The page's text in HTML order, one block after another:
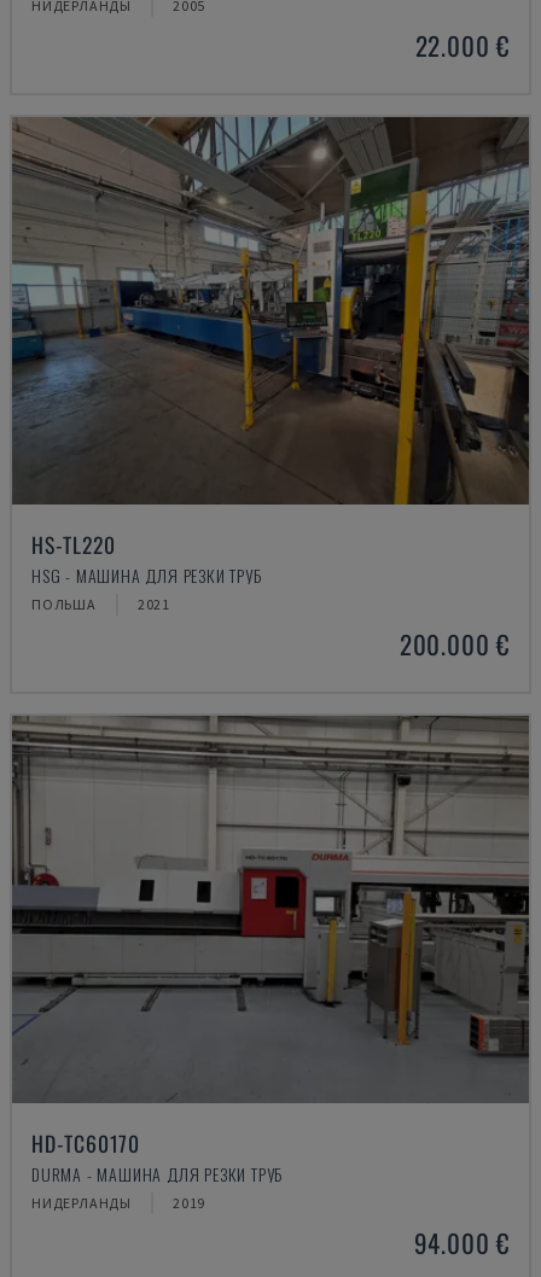
НИДЕРЛАНДЫ 2005
22.000 €
HS-TL220
HSG - МАШИНА ДЛЯ РЕЗКИ ТРУБ
ПОЛЬША 2021
200.000 €
HD-TC60170
DURMA - МАШИНА ДЛЯ РЕЗКИ ТРУБ
НИДЕРЛАНДЫ 2019
94.000 €